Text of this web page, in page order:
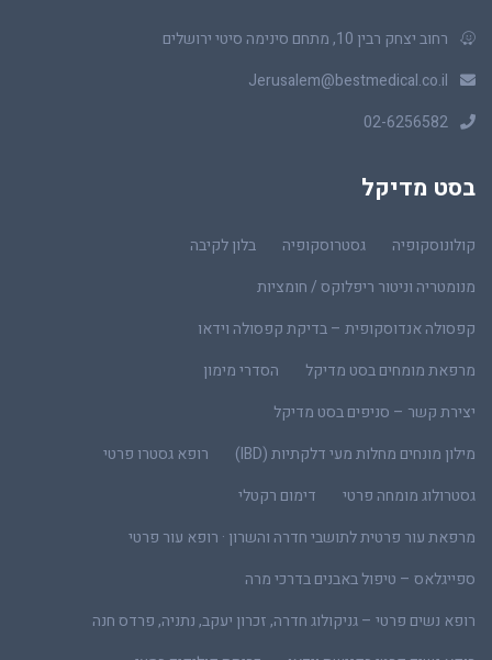
רחוב יצחק רבין 10, מתחם סינימה סיטי ירושלים
Jerusalem@bestmedical.co.il
02-6256582
בסט מדיקל
קולונוסקופיה גסטרוסקופיה
בלון לקיבה
מנומטריה וניטור ריפלוקס / חומציות
קפסולה אנדוסקופית – בדיקת קפסולה וידאו
מרפאת מומחים בסט מדיקל
הסדרי מימון
יצירת קשר – סניפים בסט מדיקל
מילון מונחים מחלות מעי דלקתיות (IBD)
רופא גסטרו פרטי
גסטרולוג מומחה פרטי
דימום רקטלי
מרפאת עור פרטית לתושבי חדרה והשרון · רופא עור פרטי
ספייגלאס – טיפול באבנים בדרכי מרה
רופא נשים פרטי – גניקולוג חדרה, זכרון יעקב, נתניה, פרדס חנה